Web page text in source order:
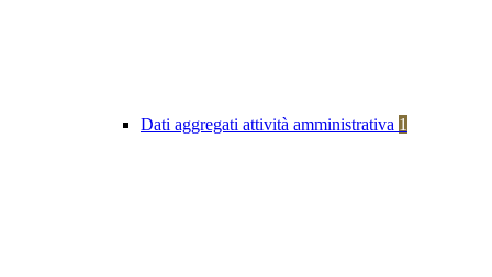
Dati aggregati attività amministrativa 1